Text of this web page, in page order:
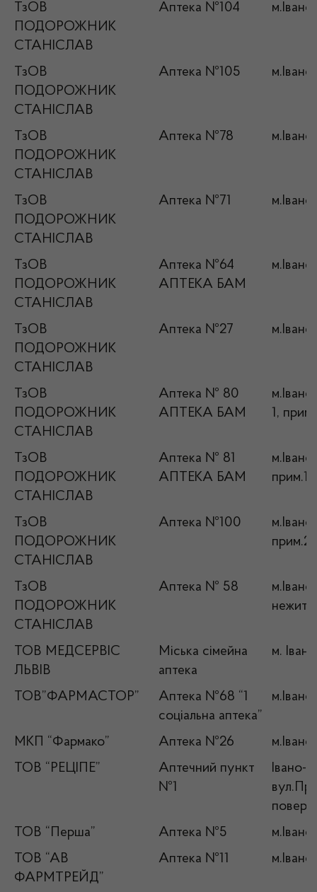
ТзОВ
ПОДОРОЖНИК
СТАНІСЛАВ
Аптека №104
ТзОВ
ПОДОРОЖНИК
СТАНІСЛАВ
Аптека №105
ТзОВ
ПОДОРОЖНИК
СТАНІСЛАВ
Аптека №78
ТзОВ
ПОДОРОЖНИК
СТАНІСЛАВ
Аптека №71
ТзОВ
ПОДОРОЖНИК
СТАНІСЛАВ
Аптека №64
АПТЕКА БАМ
ТзОВ
ПОДОРОЖНИК
СТАНІСЛАВ
Аптека №27
ТзОВ
ПОДОРОЖНИК
СТАНІСЛАВ
Аптека № 80
АПТЕКА БАМ
1,
ТзОВ
ПОДОРОЖНИК
СТАНІСЛАВ
Аптека № 81
АПТЕКА БАМ
прим.1
ТзОВ
ПОДОРОЖНИК
СТАНІСЛАВ
Аптека №100
ТзОВ
ПОДОРОЖНИК
СТАНІСЛАВ
Аптека № 58
ТОВ МЕДСЕРВІС
ЛЬВІВ
Міська сімейна
аптека
м.
ТОВ”ФАРМАСТОР”
Аптека №68 “1
соціальна аптека”
МКП “Фармако” Аптека №26
ТОВ “РЕЦІПЕ”
Аптечний пункт
№1
Івано-
поверх
ТОВ “Перша”
Аптека №5
ТОВ “АВ
ФАРМТРЕЙД”
Аптека №11